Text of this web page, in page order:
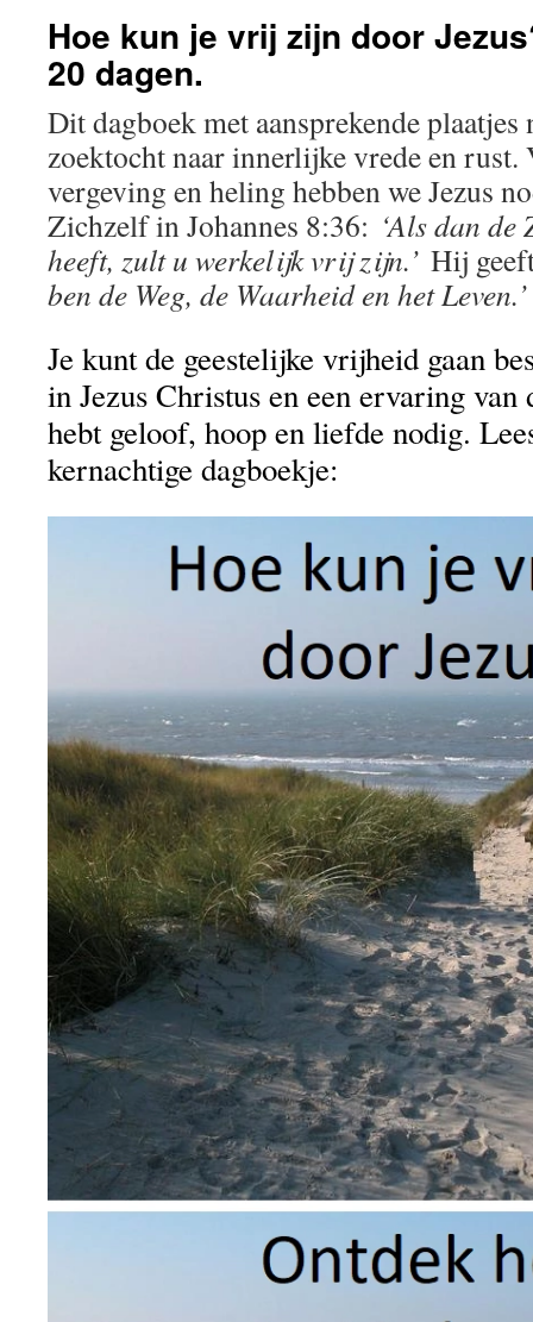
Hoe kun je vrij zijn door
20 dagen.
Dit dagboek met aansprekende plaatjes
zoektocht naar innerlijke vrede en
vergeving en heling hebben we Jezus
Zichzelf in Johannes 8:36: ‘Als dan
heeft, zult u werkelijk vrij zijn.’ Hij
ben de Weg, de Waarheid en het Leven.’
Je kunt de geestelijke vrijheid gaan
in Jezus Christus en een ervaring
hebt geloof, hoop en liefde nodig.
kernachtige dagboekje: